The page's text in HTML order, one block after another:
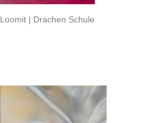
Loomit | Drachen Schule